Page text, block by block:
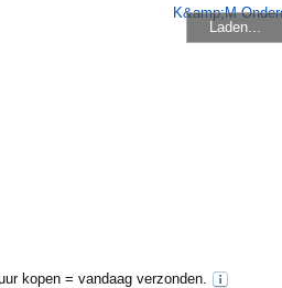
Laden...
kopen = vandaag verzonden.